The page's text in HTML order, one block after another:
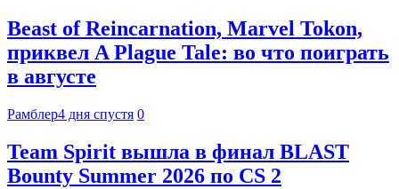
Beast of Reincarnation, Marvel Tokon,
приквел A Plague Tale: во что поиграть
в августе
Рамблер4 дня спустя 0
Team Spirit вышла в финал BLAST
Bounty Summer 2026 по CS 2